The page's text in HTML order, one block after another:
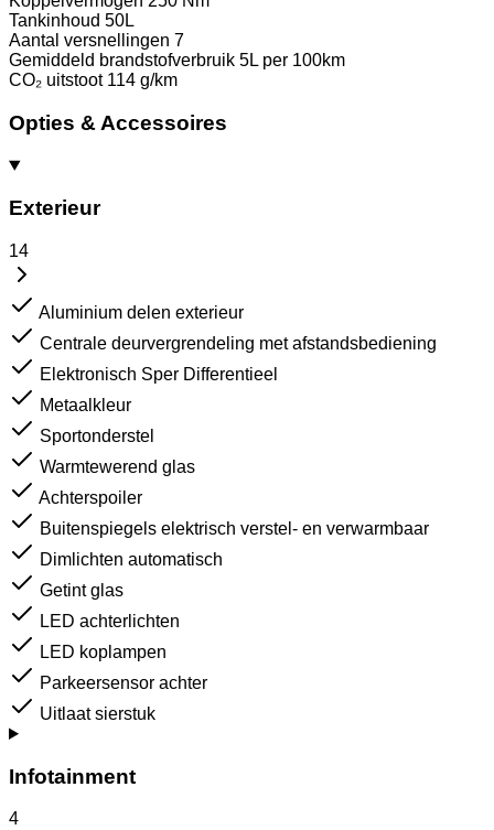
Tankinhoud 50L
Aantal versnellingen 7
Gemiddeld brandstofverbruik 5L per 100km
CO₂ uitstoot 114 g/km
Opties & Accessoires
Exterieur
14
Aluminium delen exterieur
Centrale deurvergrendeling met afstandsbediening
Elektronisch Sper Differentieel
Metaalkleur
Sportonderstel
Warmtewerend glas
Achterspoiler
Buitenspiegels elektrisch verstel- en verwarmbaar
Dimlichten automatisch
Getint glas
LED achterlichten
LED koplampen
Parkeersensor achter
Uitlaat sierstuk
Infotainment
4